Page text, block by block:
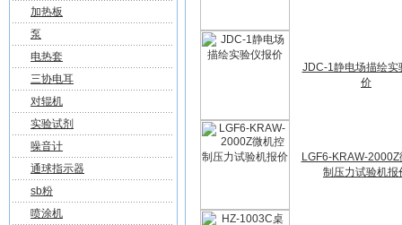
加热板
泵
电热套
三协电耳
对辊机
实验试剂
噪音计
通球指示器
sb粉
喷涂机
JDC-1静电场描绘实
价
LGF6-KRAW-2000Z
制压力试验机报